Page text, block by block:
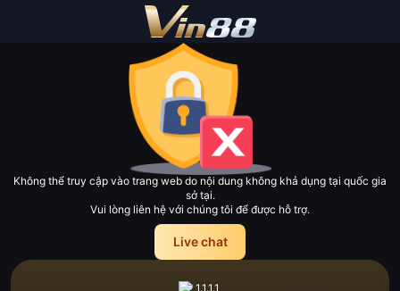
Không thể truy cập vào trang web do nội dung không khả dụng tại quốc gia
sở tại.
Vui lòng liên hệ với chúng tôi để được hỗ trợ.
Live chat